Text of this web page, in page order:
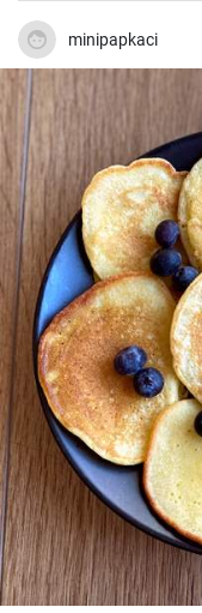
minipapkaci